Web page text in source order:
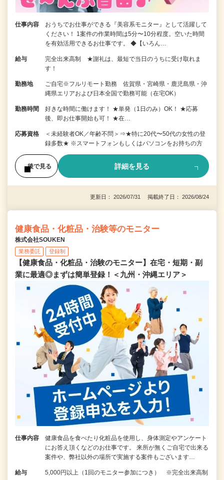
仕事内容
おうちでお仕事ができる『美容系モニター』として活躍して
ください！ 1案件の作業時間は5分〜10分程度。空いた時間
を有効活用できるお仕事です。 ◆【いろん…
給与
完全出来高制 ★謝礼は、最短で当日のうちに受け取れま
す！
勤務地
ご自宅※フルリモート勤務 佐賀県・宮崎県・鹿児島県・沖
縄県エリアおよび日本全国で勤務可能（在宅OK）
勤務時間
好きな時間に働けます！ ★単発（1日のみ）OK！ ★応募
後、即お仕事開始も可！ ★在…
応募資格
＜未経験者OK／年齢不問＞⇒★特に20代〜50代の女性の登
録多数★ ※スマートフォンもしくはパソコンをお持ちの方
後で見る 詳細を見る
更新日： 2026/07/31 掲載終了日： 2026/08/24
健康食品・化粧品・治験等のモニター
株式会社SOUKEN
業務委託 登録制
【健康食品・化粧品・治験のモニター】在宅・短期・副
業に最適◎まずは簡単登録！＜九州・沖縄エリア＞
仕事内容
健康食品を食べたり化粧品を使用し、身体測定やアンケート
にお答え頂くなどのお仕事です。 来所が無くご自宅で出来る
案件や、弊社以外の場所で実施する案件もございます…
給与 5,000円以上（1回のモニター参加につき） ※完全出来高制